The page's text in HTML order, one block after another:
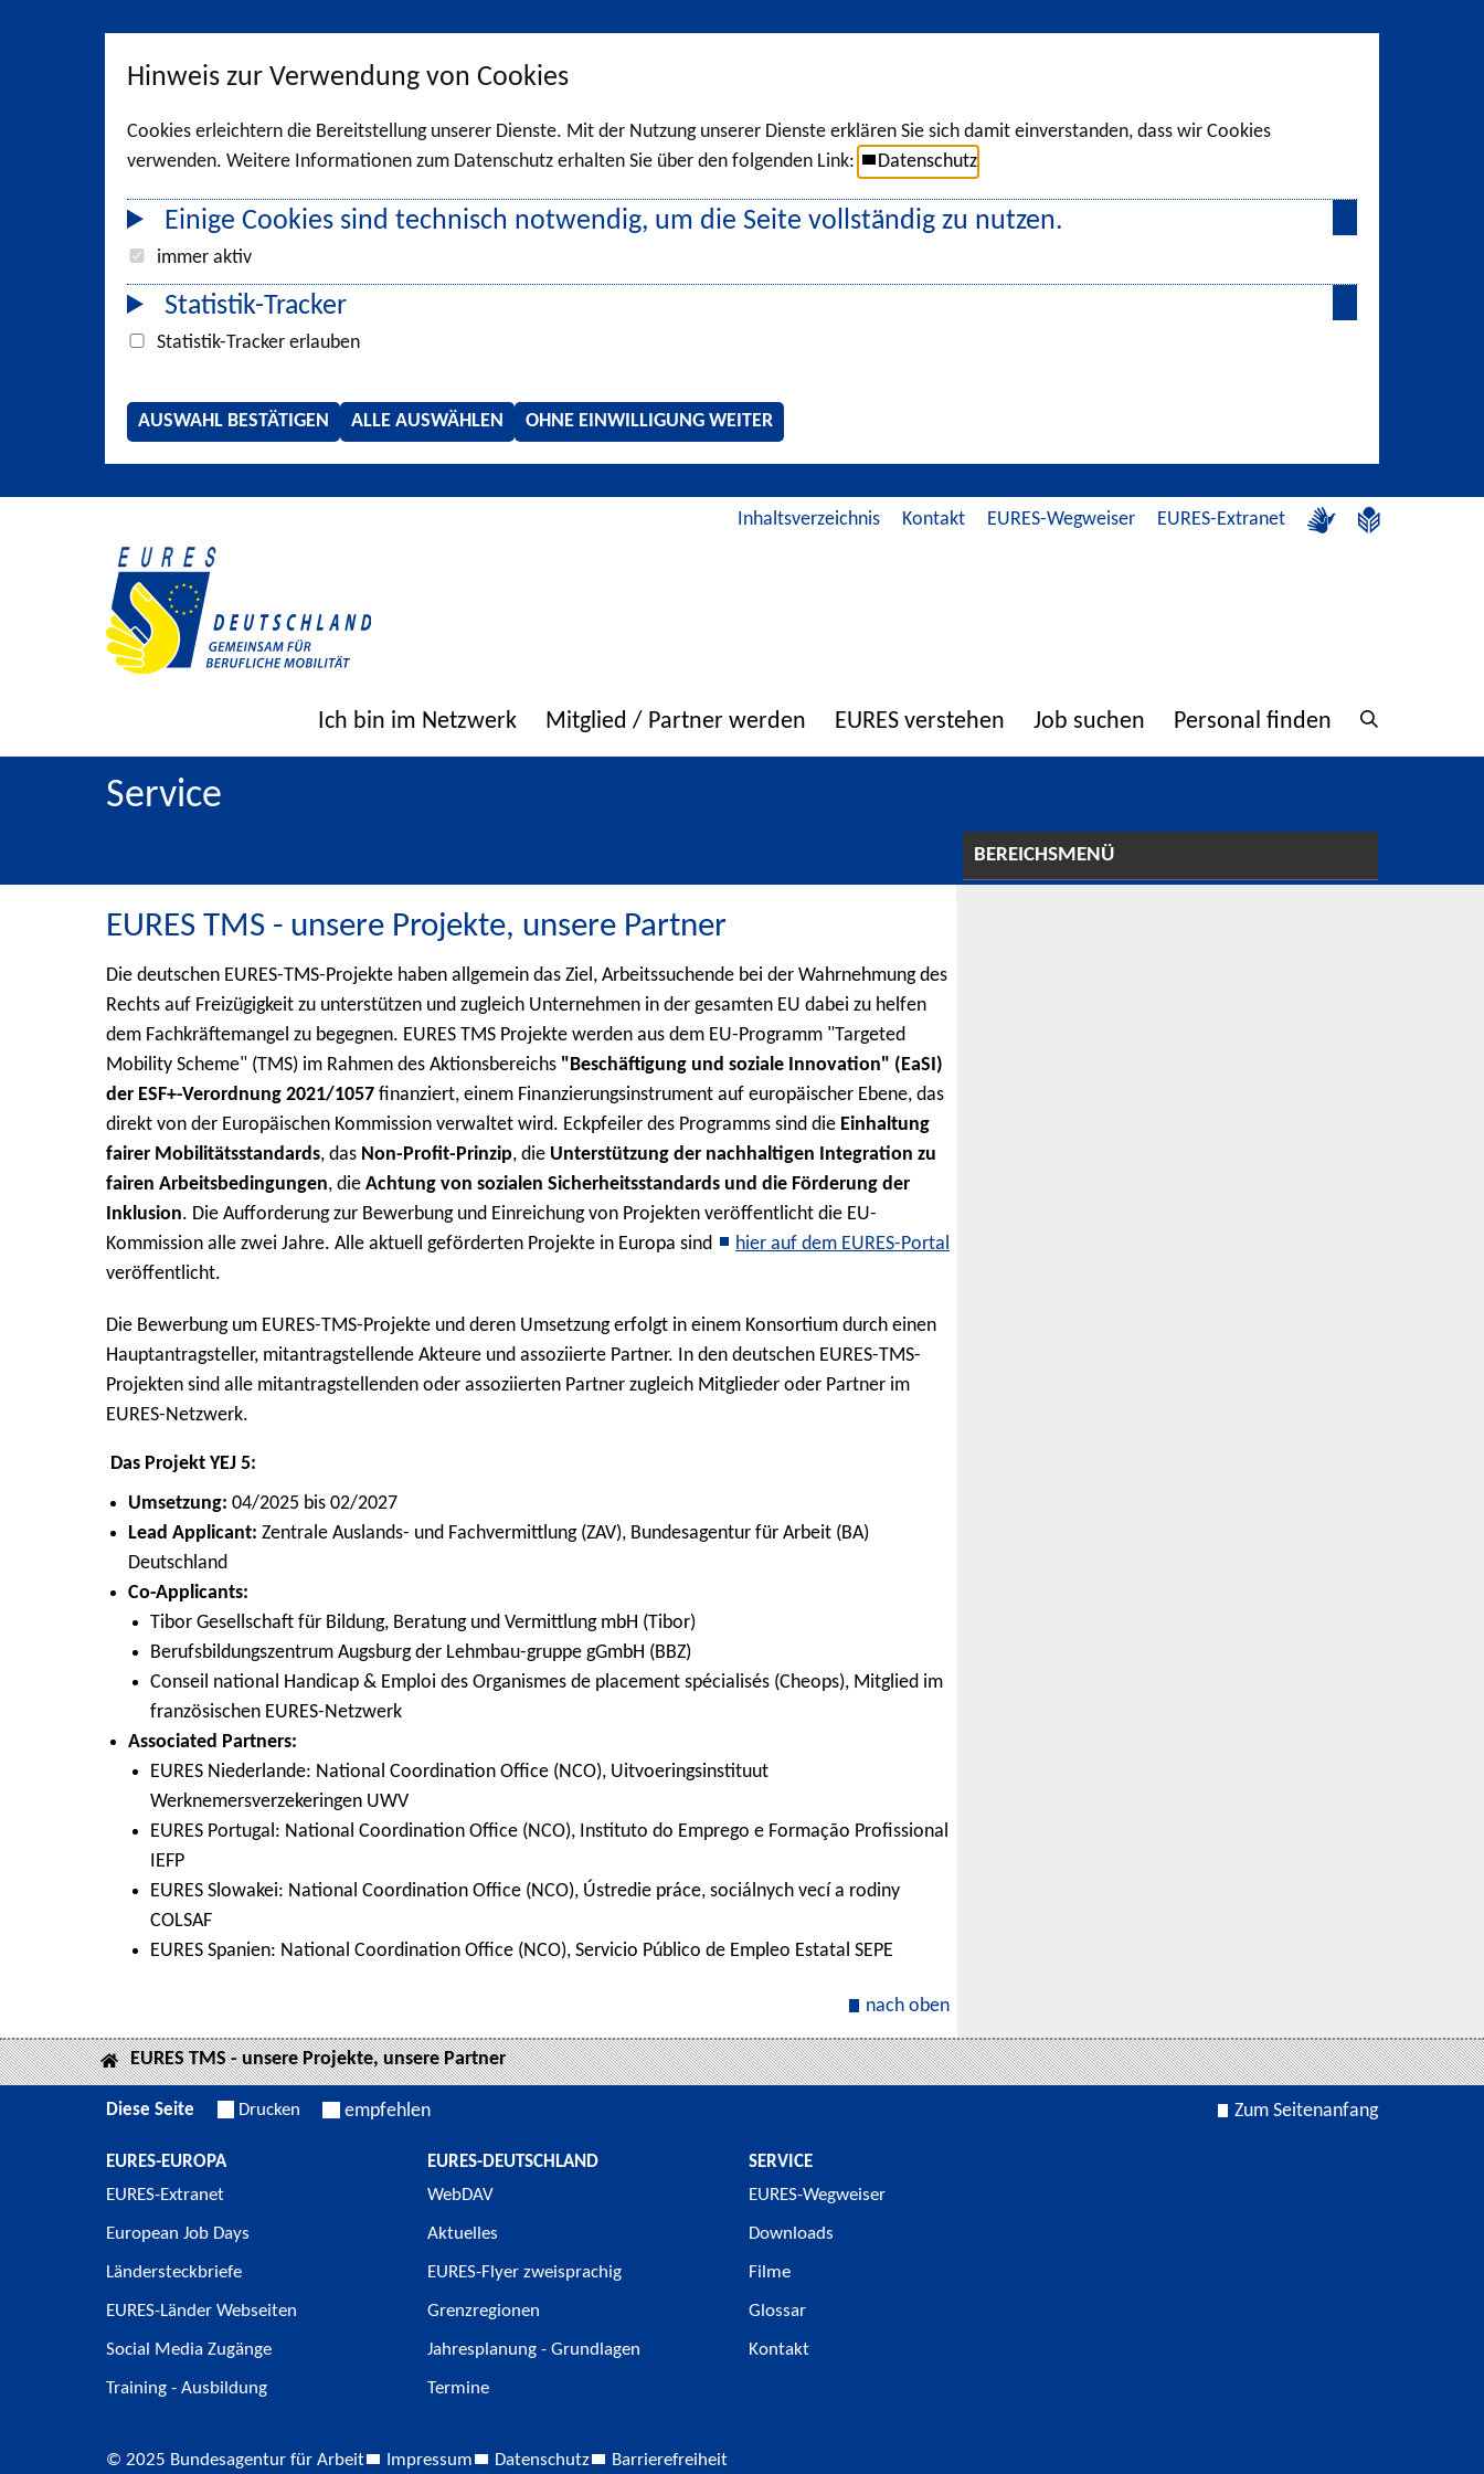
Hinweis zur Verwendung von Cookies
Cookies erleichtern die Bereitstellung unserer Dienste. Mit der Nutzung unserer Dienste erklären Sie sich damit einverstanden, dass wir Cookies
verwenden. Weitere Informationen zum Datenschutz erhalten Sie über den folgenden Link:
Datenschutz
Einige Cookies sind technisch notwendig, um die Seite vollständig zu nutzen.
immer aktiv
Statistik-Tracker
Statistik-Tracker erlauben
AUSWAHL BESTÄTIGEN ALLE AUSWÄHLEN OHNE EINWILLIGUNG WEITER
Inhaltsverzeichnis Kontakt EURES-Wegweiser EURES-Extranet
Ich bin im Netzwerk Mitglied / Partner werden EURES verstehen Job suchen Personal finden
Service
EURES TMS - unsere Projekte, unsere Partner
Die deutschen EURES-TMS-Projekte haben allgemein das Ziel, Arbeitssuchende bei der Wahrnehmung des
Rechts auf Freizügigkeit zu unterstützen und zugleich Unternehmen in der gesamten EU dabei zu helfen
dem Fachkräftemangel zu begegnen. EURES TMS Projekte werden aus dem EU-Programm "Targeted
Mobility Scheme" (TMS) im Rahmen des Aktionsbereichs "Beschäftigung und soziale Innovation" (EaSI)
der ESF+-Verordnung 2021/1057 finanziert, einem Finanzierungsinstrument auf europäischer Ebene, das
direkt von der Europäischen Kommission verwaltet wird. Eckpfeiler des Programms sind die Einhaltung
fairer Mobilitätsstandards, das Non-Profit-Prinzip, die Unterstützung der nachhaltigen Integration zu
fairen Arbeitsbedingungen, die Achtung von sozialen Sicherheitsstandards und die Förderung der
Inklusion. Die Aufforderung zur Bewerbung und Einreichung von Projekten veröffentlicht die EU-
Kommission alle zwei Jahre. Alle aktuell geförderten Projekte in Europa sind
hier auf dem EURES-Portal
veröffentlicht.
Die Bewerbung um EURES-TMS-Projekte und deren Umsetzung erfolgt in einem Konsortium durch einen
Hauptantragsteller, mitantragstellende Akteure und assoziierte Partner. In den deutschen EURES-TMS-
Projekten sind alle mitantragstellenden oder assoziierten Partner zugleich Mitglieder oder Partner im
EURES-Netzwerk.
Das Projekt YEJ 5:
Umsetzung: 04/2025 bis 02/2027
Lead Applicant: Zentrale Auslands- und Fachvermittlung (ZAV), Bundesagentur für Arbeit (BA)
Deutschland
Co-Applicants:
Tibor Gesellschaft für Bildung, Beratung und Vermittlung mbH (Tibor)
Berufsbildungszentrum Augsburg der Lehmbau-gruppe gGmbH (BBZ)
Conseil national Handicap & Emploi des Organismes de placement spécialisés (Cheops), Mitglied im
französischen EURES-Netzwerk
Associated Partners:
EURES Niederlande: National Coordination Office (NCO), Uitvoeringsinstituut
Werknemersverzekeringen UWV
EURES Portugal: National Coordination Office (NCO), Instituto do Emprego e Formação Profissional
IEFP
EURES Slowakei: National Coordination Office (NCO), Ústredie práce, sociálnych vecí a rodiny
COLSAF
EURES Spanien: National Coordination Office (NCO), Servicio Público de Empleo Estatal SEPE
nach oben
BEREICHSMENÜ
EURES TMS - unsere Projekte, unsere Partner
Diese Seite Drucken empfehlen Zum Seitenanfang
EURES-EUROPA
EURES-Extranet
European Job Days
Ländersteckbriefe
EURES-Länder Webseiten
Social Media Zugänge
Training - Ausbildung
EURES-DEUTSCHLAND
WebDAV
Aktuelles
EURES-Flyer zweisprachig
Grenzregionen
Jahresplanung - Grundlagen
Termine
SERVICE
EURES-Wegweiser
Downloads
Filme
Glossar
Kontakt
© 2025 Bundesagentur für Arbeit Impressum Datenschutz Barrierefreiheit